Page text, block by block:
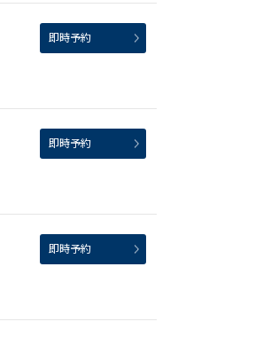
即時予約
即時予約
即時予約